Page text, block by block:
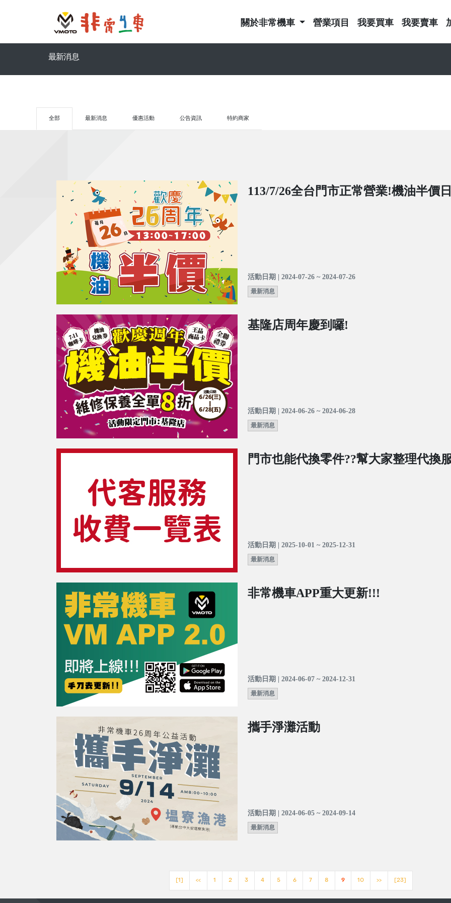
關於非常機車 營業項目 我要買車 我要賣車
最新消息
全部 最新消息 優惠活動 公告資訊 特約商家
113/7/26全台門市正常營業!機油半價
活動日期 | 2024-07-26 ~ 2024-07-26
最新消息
基隆店周年慶到囉!
活動日期 | 2024-06-26 ~ 2024-06-28
最新消息
門市也能代換零件??幫大家整理代換
活動日期 | 2025-10-01 ~ 2025-12-31
最新消息
非常機車APP重大更新!!!
活動日期 | 2024-06-07 ~ 2024-12-31
最新消息
攜手淨灘活動
活動日期 | 2024-06-05 ~ 2024-09-14
最新消息
[1] << 1 2 3 4 5 6 7 8 9 10 >> [23]